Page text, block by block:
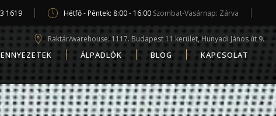
1619 Hétfő - Péntek: 8:00 - 16:00 Szombat-Vasárnap: Zárva
Raktár/warehouse: 1117. Budapest 11 kerület, Hunyadi János út 9.
ÁLPADLÓK BLOG KAPCSOLAT